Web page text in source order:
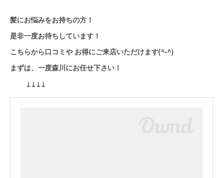
髪にお悩みをお持ちの方！
是非一度お待ちしています！
こちらから口コミや お得にご来店いただけます(^-^)
まずは、一度森川にお任せ下さい！
↓↓↓↓